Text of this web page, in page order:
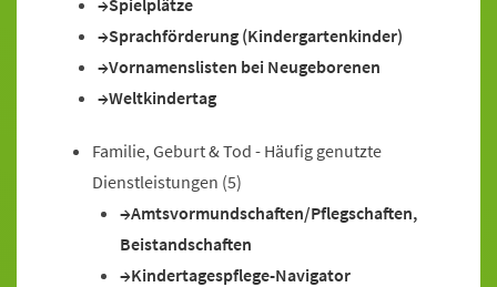
Spielplätze
Sprachförderung (Kindergartenkinder)
Vornamenslisten bei Neugeborenen
Weltkindertag
Familie, Geburt & Tod - Häufig genutzte
Dienstleistungen (5)
Amtsvormundschaften/Pflegschaften,
Beistandschaften
Kindertagespflege-Navigator